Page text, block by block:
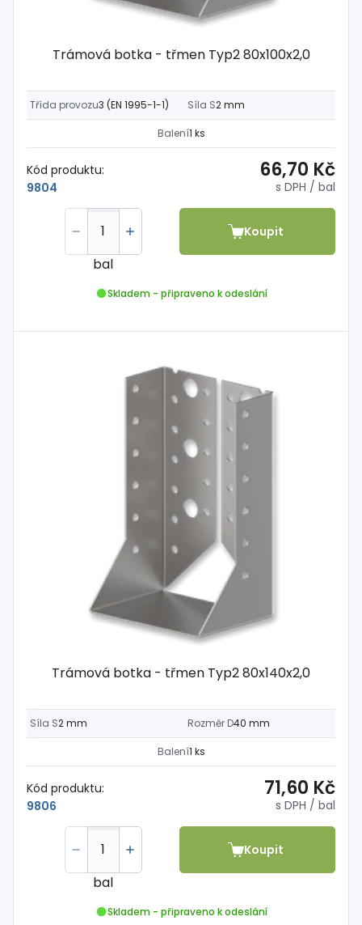
Trámová botka - třmen Typ2 80x100x2,0
Třída provozu3 (EN 1995-1-1) Síla S2 mm
Balení1 ks
Kód produktu:
9804
66,70 Kč
s DPH / bal
bal
Koupit
Skladem - připraveno k odeslání
Trámová botka - třmen Typ2 80x140x2,0
Síla S2 mm Rozměr D40 mm
Balení1 ks
Kód produktu:
9806
71,60 Kč
s DPH / bal
bal
Koupit
Skladem - připraveno k odeslání